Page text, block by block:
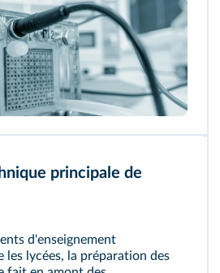
principale de
d'enseignement
les lycées, la préparation des